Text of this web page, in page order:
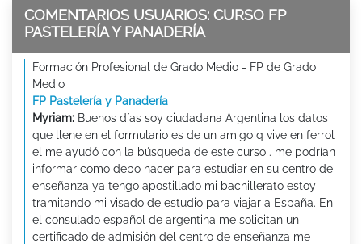
COMENTARIOS USUARIOS: CURSO FP
PASTELERÍA Y PANADERÍA
Formación Profesional de Grado Medio - FP de Grado
Medio
FP Pastelería y Panadería
Myriam: Buenos días soy ciudadana Argentina los datos
que llene en el formulario es de un amigo q vive en ferrol
el me ayudó con la búsqueda de este curso . me podrían
informar como debo hacer para estudiar en su centro de
enseñanza ya tengo apostillado mi bachillerato estoy
tramitando mi visado de estudio para viajar a España. En
el consulado español de argentina me solicitan un
certificado de admisión del centro de enseñanza me